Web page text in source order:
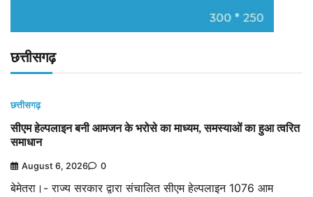
छत्तीसगढ़
छत्तीसगढ़
सीएम हेल्पलाइन बनी आमजन के भरोसे का माध्यम, समस्याओं का हुआ त्वरित
समाधान
August 6, 2026 0
बेमेतरा।- राज्य सरकार द्वारा संचालित सीएम हेल्पलाइन 1076 आम